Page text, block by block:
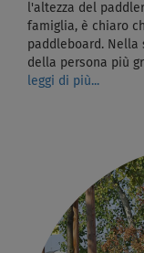
l'altezza del
famiglia, è chiaro
paddleboard. Nella
della persona più
leggi di più...